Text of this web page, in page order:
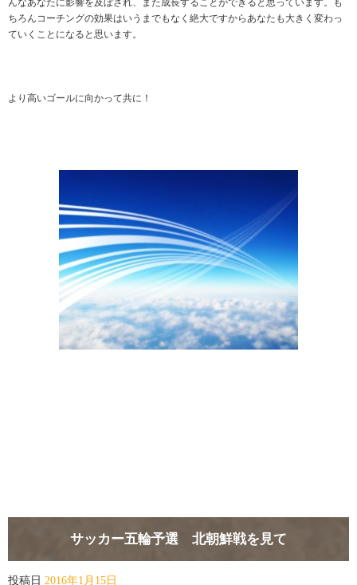
んなあなたに影響を及ぼされ、また成長することができると思っています。も
ちろんコーチングの効果はいうまでもなく絶大ですからあなたも大きく変わっ
ていくことになると思います。
より高いゴールに向かって共に！
サッカー五輪予選 北朝鮮戦を見て
投稿日 2016年1月15日